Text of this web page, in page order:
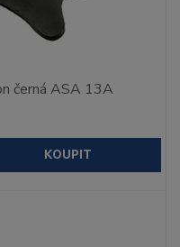
černá ASA 13A
KOUPIT